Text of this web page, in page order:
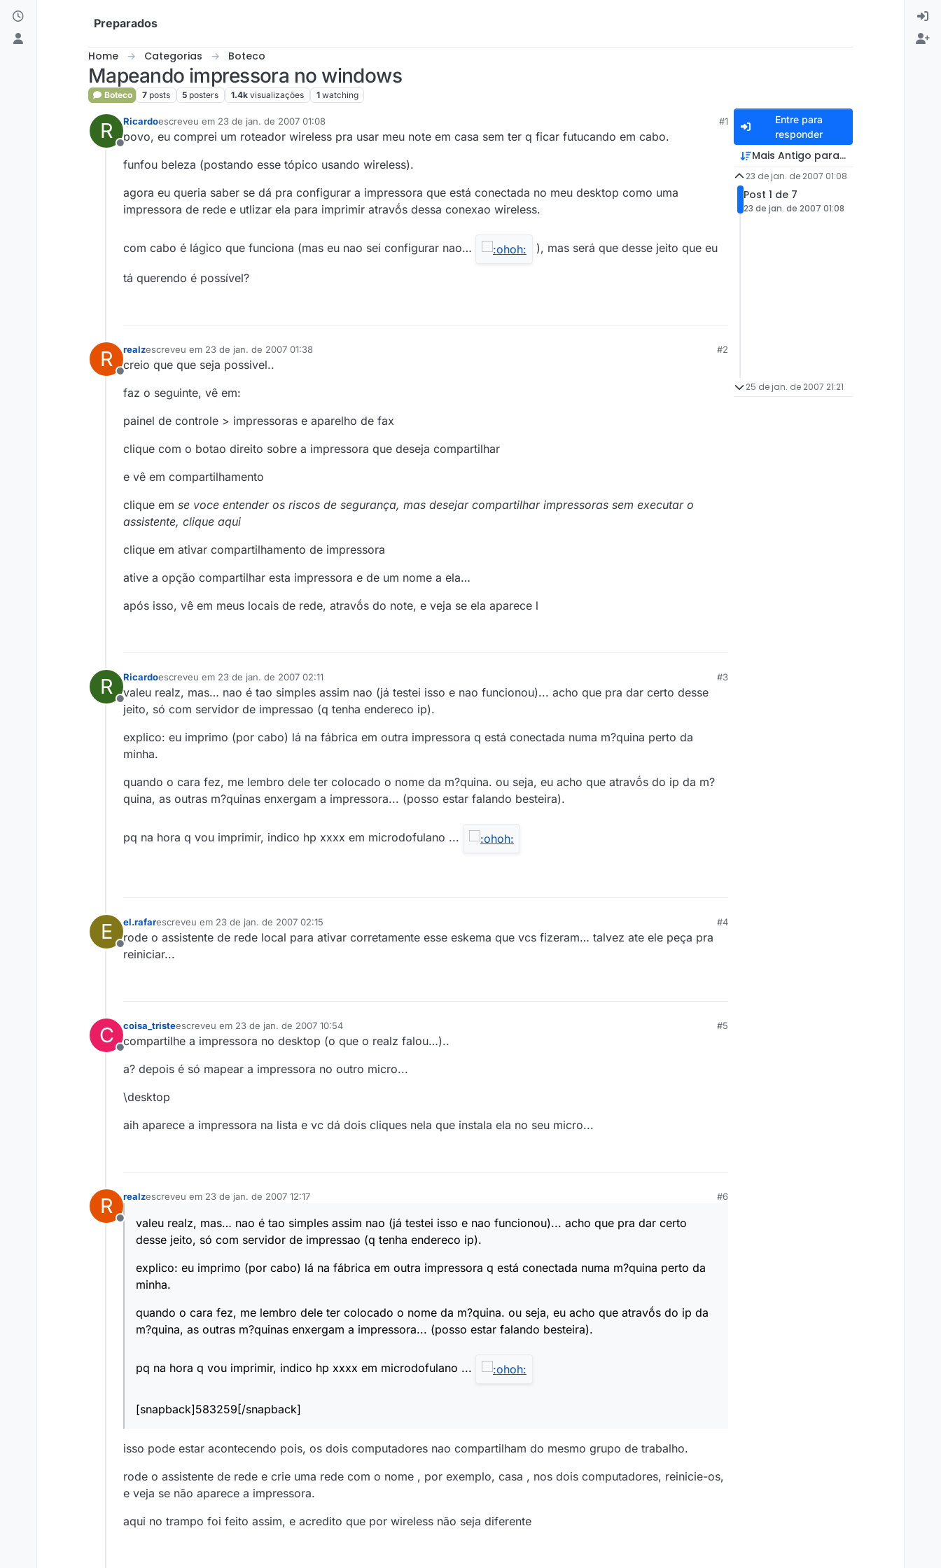
Skip to content
Preparados
Home Categorias Boteco
Mapeando impressora no windows
Boteco 7 posts 5 posters 1.4k visualizações 1 watching
R
Offline
Ricardoescreveu em 23 de jan. de 2007 01:08
última edição por
#1
povo, eu comprei um roteador wireless pra usar meu note em casa sem ter q ficar futucando em cabo.
funfou beleza (postando esse tópico usando wireless).
agora eu queria saber se dá pra configurar a impressora que está conectada no meu desktop como uma
impressora de rede e utlizar ela para imprimir atravṍs dessa conexao wireless.
com cabo é lágico que funciona (mas eu nao sei configurar nao… ), mas será que desse jeito que eu
tá querendo é possível?
R
Offline
realzescreveu em 23 de jan. de 2007 01:38
última edição por
#2
creio que que seja possivel..
faz o seguinte, vê em:
painel de controle > impressoras e aparelho de fax
clique com o botao direito sobre a impressora que deseja compartilhar
e vê em compartilhamento
clique em se voce entender os riscos de segurança, mas desejar compartilhar impressoras sem executar o
assistente, clique aqui
clique em ativar compartilhamento de impressora
ative a opção compartilhar esta impressora e de um nome a ela…
após isso, vê em meus locais de rede, atravṍs do note, e veja se ela aparece l
R
Offline
Ricardoescreveu em 23 de jan. de 2007 02:11
última edição por
#3
valeu realz, mas… nao é tao simples assim nao (já testei isso e nao funcionou)... acho que pra dar certo desse
jeito, só com servidor de impressao (q tenha endereco ip).
explico: eu imprimo (por cabo) lá na fábrica em outra impressora q está conectada numa m?quina perto da
minha.
quando o cara fez, me lembro dele ter colocado o nome da m?quina. ou seja, eu acho que atravṍs do ip da m?
quina, as outras m?quinas enxergam a impressora... (posso estar falando besteira).
pq na hora q vou imprimir, indico hp xxxx em microdofulano ...
E
Offline
el.rafarescreveu em 23 de jan. de 2007 02:15
última edição por
#4
rode o assistente de rede local para ativar corretamente esse eskema que vcs fizeram… talvez ate ele peça pra
reiniciar...
C
Offline
coisa_tristeescreveu em 23 de jan. de 2007 10:54
última edição por
#5
compartilhe a impressora no desktop (o que o realz falou…)..
a? depois é só mapear a impressora no outro micro...
\desktop
aih aparece a impressora na lista e vc dá dois cliques nela que instala ela no seu micro...
R
Offline
realzescreveu em 23 de jan. de 2007 12:17
última edição por
#6
valeu realz, mas… nao é tao simples assim nao (já testei isso e nao funcionou)... acho que pra dar certo
desse jeito, só com servidor de impressao (q tenha endereco ip).
explico: eu imprimo (por cabo) lá na fábrica em outra impressora q está conectada numa m?quina perto da
minha.
quando o cara fez, me lembro dele ter colocado o nome da m?quina. ou seja, eu acho que atravṍs do ip da
m?quina, as outras m?quinas enxergam a impressora... (posso estar falando besteira).
pq na hora q vou imprimir, indico hp xxxx em microdofulano ...
[snapback]583259[/snapback]
isso pode estar acontecendo pois, os dois computadores nao compartilham do mesmo grupo de trabalho.
rode o assistente de rede e crie uma rede com o nome , por exemplo, casa , nos dois computadores, reinicie-os,
e veja se não aparece a impressora.
aqui no trampo foi feito assim, e acredito que por wireless não seja diferente
Entre para
responder
Mais Antigo para Mais Recente
23 de jan. de 2007 01:08
Post 1 de 7
23 de jan. de 2007 01:08
25 de jan. de 2007 21:21